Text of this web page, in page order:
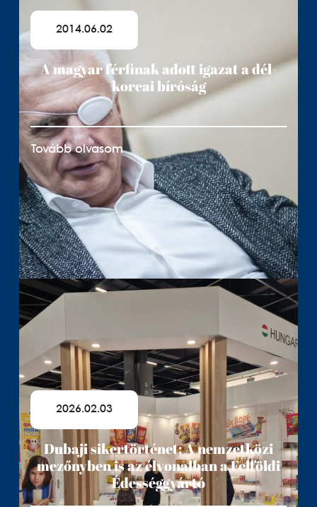
2014.06.02
A magyar férfinak adott igazat a dél-
koreai bíróság
Tovább olvasom
2026.02.03
Dubaji sikertörténet: A nemzetközi
mezőnyben is az élvonalban a Felföldi
Édességgyártó